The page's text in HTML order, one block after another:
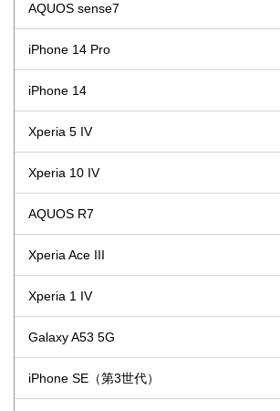
AQUOS sense7
iPhone 14 Pro
iPhone 14
Xperia 5 IV
Xperia 10 IV
AQUOS R7
Xperia Ace III
Xperia 1 IV
Galaxy A53 5G
iPhone SE（第3世代）